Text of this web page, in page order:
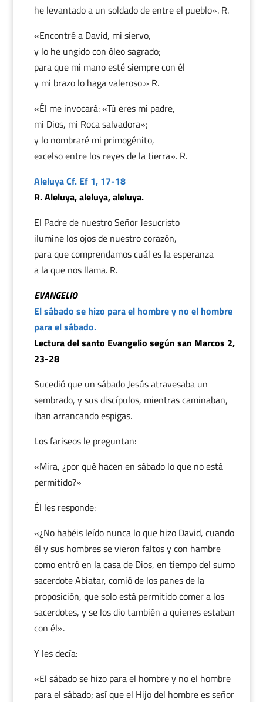
he levantado a un soldado de entre el pueblo». R.
«Encontré a David, mi siervo,
y lo he ungido con óleo sagrado;
para que mi mano esté siempre con él
y mi brazo lo haga valeroso.» R.
«Él me invocará: «Tú eres mi padre,
mi Dios, mi Roca salvadora»;
y lo nombraré mi primogénito,
excelso entre los reyes de la tierra». R.
Aleluya Cf. Ef 1, 17-18
R. Aleluya, aleluya, aleluya.
El Padre de nuestro Señor Jesucristo
ilumine los ojos de nuestro corazón,
para que comprendamos cuál es la esperanza
a la que nos llama. R.
EVANGELIO
El sábado se hizo para el hombre y no el hombre
para el sábado.
Lectura del santo Evangelio según san Marcos 2,
23-28
Sucedió que un sábado Jesús atravesaba un
sembrado, y sus discípulos, mientras caminaban,
iban arrancando espigas.
Los fariseos le preguntan:
«Mira, ¿por qué hacen en sábado lo que no está
permitido?»
Él les responde:
«¿No habéis leído nunca lo que hizo David, cuando
él y sus hombres se vieron faltos y con hambre
como entró en la casa de Dios, en tiempo del sumo
sacerdote Abiatar, comió de los panes de la
proposición, que solo está permitido comer a los
sacerdotes, y se los dio también a quienes estaban
con él».
Y les decía:
«El sábado se hizo para el hombre y no el hombre
para el sábado; así que el Hijo del hombre es señor